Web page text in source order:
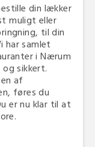
din lækker
muligt eller
til din
har samlet
i Nærum
sikkert.
af
føres du
er nu klar til at